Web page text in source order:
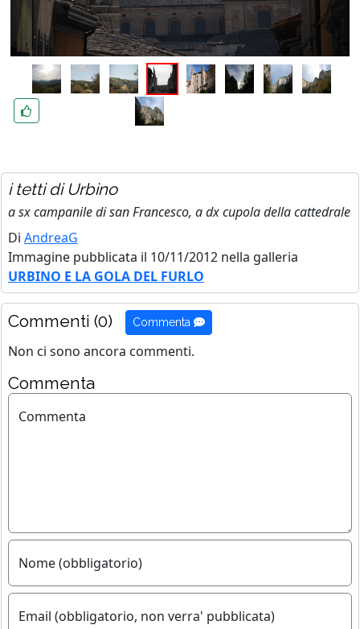
i tetti di Urbino
a sx campanile di san Francesco, a dx cupola della cattedrale
Di AndreaG
Immagine pubblicata il 10/11/2012 nella galleria
URBINO E LA GOLA DEL FURLO
Commenti (0) Commenta
Non ci sono ancora commenti.
Commenta
Commenta
Nome (obbligatorio)
Email (obbligatorio, non verra' pubblicata)